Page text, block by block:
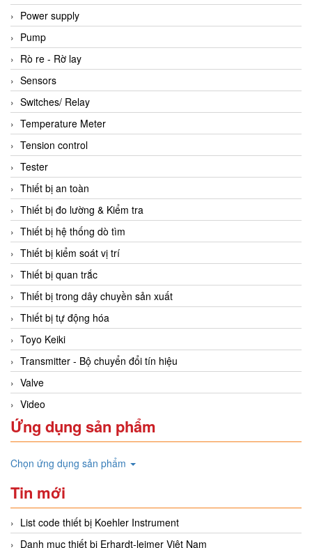
Power supply
Pump
Rò re - Rờ lay
Sensors
Switches/ Relay
Temperature Meter
Tension control
Tester
Thiết bị an toàn
Thiết bị đo lường & Kiểm tra
Thiết bị hệ thống dò tìm
Thiết bị kiểm soát vị trí
Thiết bị quan trắc
Thiết bị trong dây chuyền sản xuất
Thiết bị tự động hóa
Toyo Keiki
Transmitter - Bộ chuyển đổi tín hiệu
Valve
Video
Ứng dụng sản phẩm
Chọn ứng dụng sản phẩm
Tin mới
List code thiết bị Koehler Instrument
Danh mục thiết bị Erhardt-leimer Việt Nam